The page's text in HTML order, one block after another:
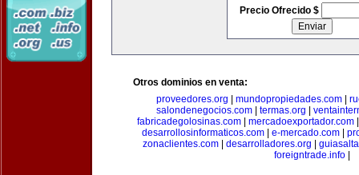
Precio Ofrecido $
Otros dominios en venta:
proveedores.org
mundopropiedades.com
salondenegocios.com
termas.org
fabricadegolosinas.com
mercadoexportador.com
desarrollosinformaticos.com| e-mercado.com|
zonaclientes.com| desarrolladores.org
foreigntrade.info|